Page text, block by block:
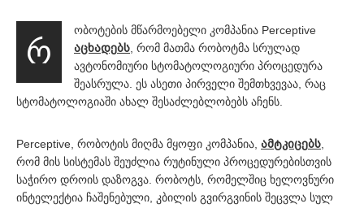
რ
ობოტების მწარმოებელი კომპანია Perceptive
აცხადებს , რომ მათმა რობოტმა სრულად
ავტონომიური სტომატოლოგიური პროცედურა
შეასრულა. ეს ასეთი პირველი შემთხვევაა, რაც
სტომატოლოგიაში ახალ შესაძლებლობებს აჩენს.
Perceptive, რობოტის მიღმა მყოფი კომპანია, ამტკიცებს
რომ მის სისტემას შეუძლია რუტინული პროცედურებისთვის
საჭირო დროის დაზოგვა. რობოტს, რომელშიც ხელოვნური
ინტელექტია ჩაშენებული, კბილის გვირგვინის შეცვლა სულ